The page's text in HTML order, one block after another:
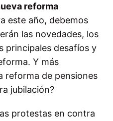
reforma
este año, debemos
las novedades, los
principales desafíos y
Y más
reforma de pensiones
jubilación?
protestas en contra